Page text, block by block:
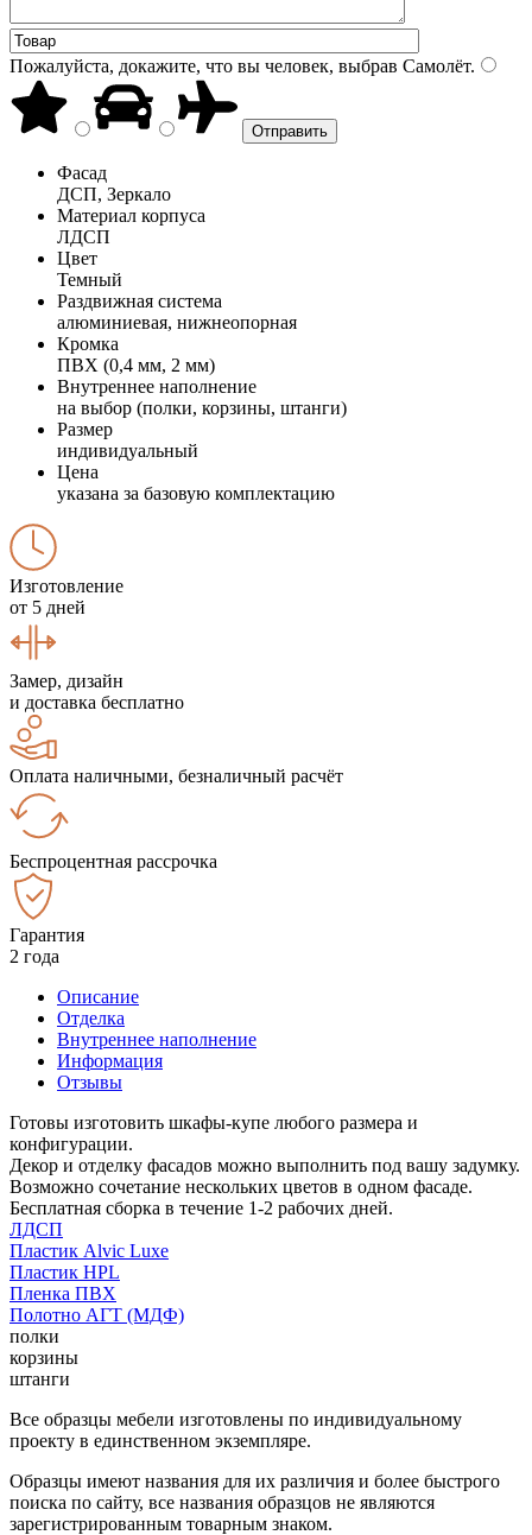
Пожалуйста, докажите, что вы человек, выбрав Самолёт.
Фасад
ДСП, Зеркало
Материал корпуса
ЛДСП
Цвет
Темный
Раздвижная система
алюминиевая, нижнеопорная
Кромка
ПВХ (0,4 мм, 2 мм)
Внутреннее наполнение
на выбор (полки, корзины, штанги)
Размер
индивидуальный
Цена
указана за базовую комплектацию
Изготовление
от 5 дней
Замер, дизайн
и доставка бесплатно
Оплата наличными, безналичный расчёт
Беспроцентная рассрочка
Гарантия
2 года
Описание
Отделка
Внутреннее наполнение
Информация
Отзывы
Готовы изготовить шкафы-купе любого размера и
конфигурации.
Декор и отделку фасадов можно выполнить под вашу задумку.
Возможно сочетание нескольких цветов в одном фасаде.
Бесплатная сборка в течение 1-2 рабочих дней.
ЛДСП
Пластик Alvic Luxe
Пластик HPL
Пленка ПВХ
Полотно АГТ (МДФ)
полки
корзины
штанги
Все образцы мебели изготовлены по индивидуальному
проекту в единственном экземпляре.
Образцы имеют названия для их различия и более быстрого
поиска по сайту, все названия образцов не являются
зарегистрированным товарным знаком.